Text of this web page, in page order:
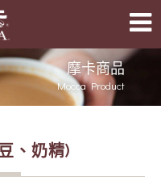
摩卡商品
Mocca Product
、奶精)